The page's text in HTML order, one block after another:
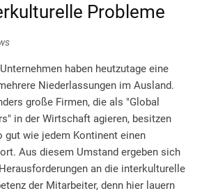
Probleme
haben heutzutage eine
Niederlassungen im Ausland.
große Firmen, die als "Global
in der Wirtschaft agieren, besitzen
gut wie jedem Kontinent einen
Aus diesem Umstand ergeben sich
an die interkulturelle
der Mitarbeiter, denn hier lauern